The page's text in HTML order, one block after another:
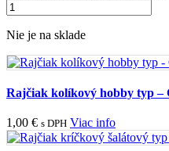
Nie je na sklade
Rajčiak kolíkový hobby typ –
1,00 € s DPH Viac info